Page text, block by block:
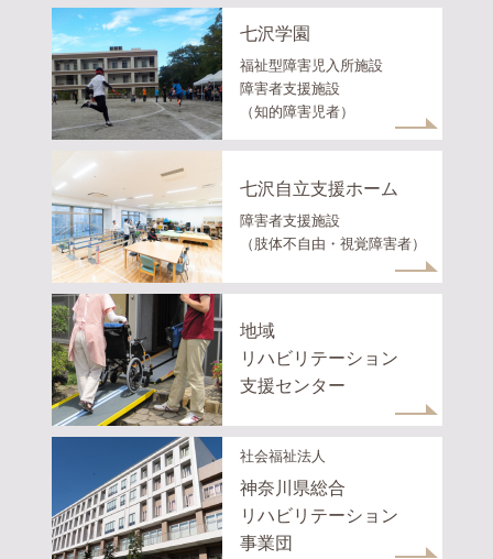
七沢学園
福祉型障害児入所施設
障害者支援施設
（知的障害児者）
七沢自立支援ホーム
障害者支援施設
（肢体不自由・視覚障害者）
地域
リハビリテーション
支援センター
社会福祉法人
神奈川県総合
リハビリテーション
事業団